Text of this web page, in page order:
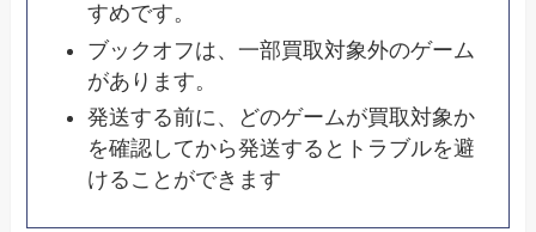
すめです。
ブックオフは、一部買取対象外のゲーム
があります。
発送する前に、どのゲームが買取対象か
を確認してから発送するとトラブルを避
けることができます